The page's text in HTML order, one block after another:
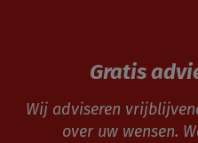
Gratis
Wij adviseren
over uw wensen.